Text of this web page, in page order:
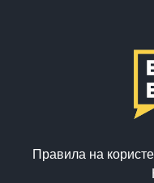
Правила на